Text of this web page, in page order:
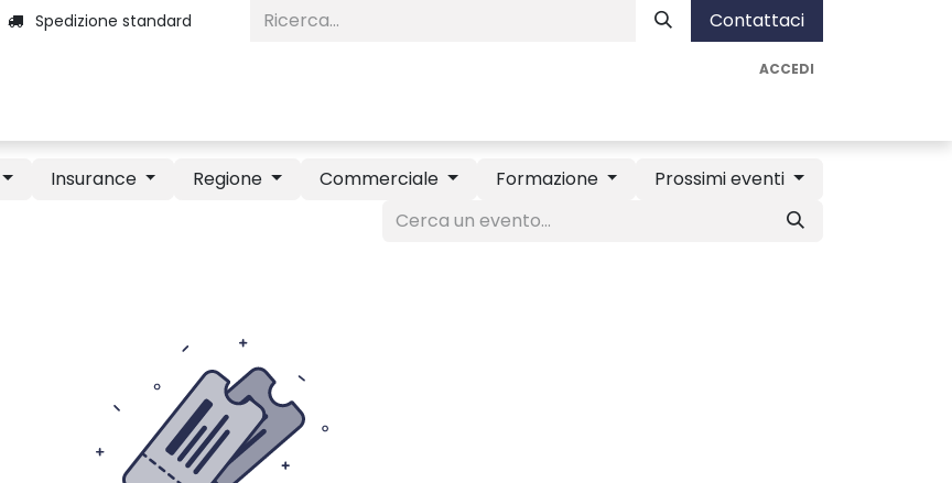
Spedizione standard Contattaci
ACCEDI
Insurance Regione Commerciale Formazione Prossimi eventi